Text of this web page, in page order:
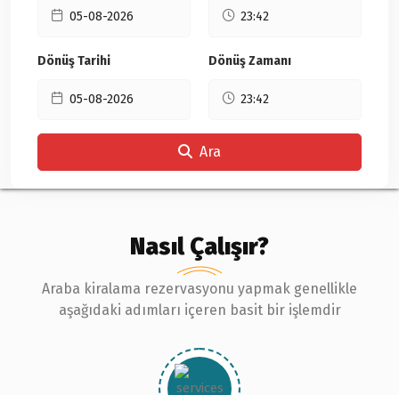
Dönüş Tarihi Dönüş Zamanı
Ara
Nasıl Çalışır?
Araba kiralama rezervasyonu yapmak genellikle
aşağıdaki adımları içeren basit bir işlemdir